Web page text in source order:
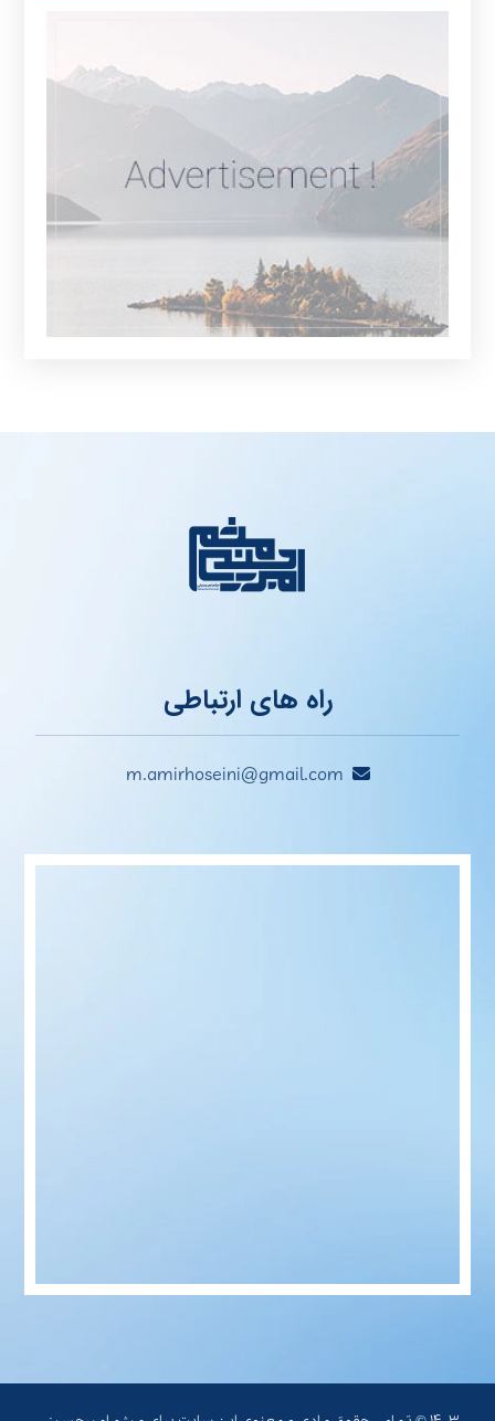
راه های ارتباطی
m.amirhoseini@gmail.com